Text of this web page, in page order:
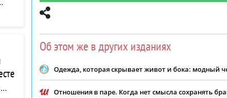
Об этом же в других изданиях
Одежда, которая скрывает живот и бока: модный
Отношения в паре. Когда нет смысла сохранять